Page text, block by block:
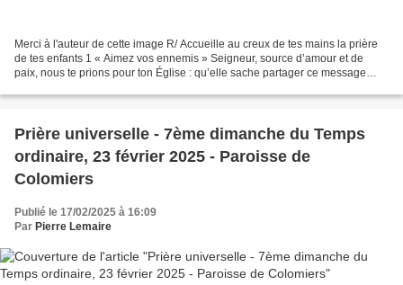
Merci à l'auteur de cette image R/ Accueille au creux de tes mains la prière
de tes enfants 1 « Aimez vos ennemis » Seigneur, source d’amour et de
paix, nous te prions pour ton Église : qu’elle sache partager ce message
Prière universelle - 7ème dimanche du Temps
ordinaire, 23 février 2025 - Paroisse de
Colomiers
Publié le 17/02/2025 à 16:09
Par Pierre Lemaire